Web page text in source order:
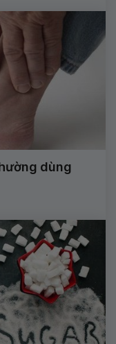
dùng